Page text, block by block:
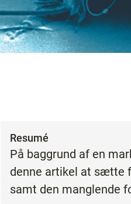
Resumé
På baggrund af en
denne artikel at sætte
samt den manglende